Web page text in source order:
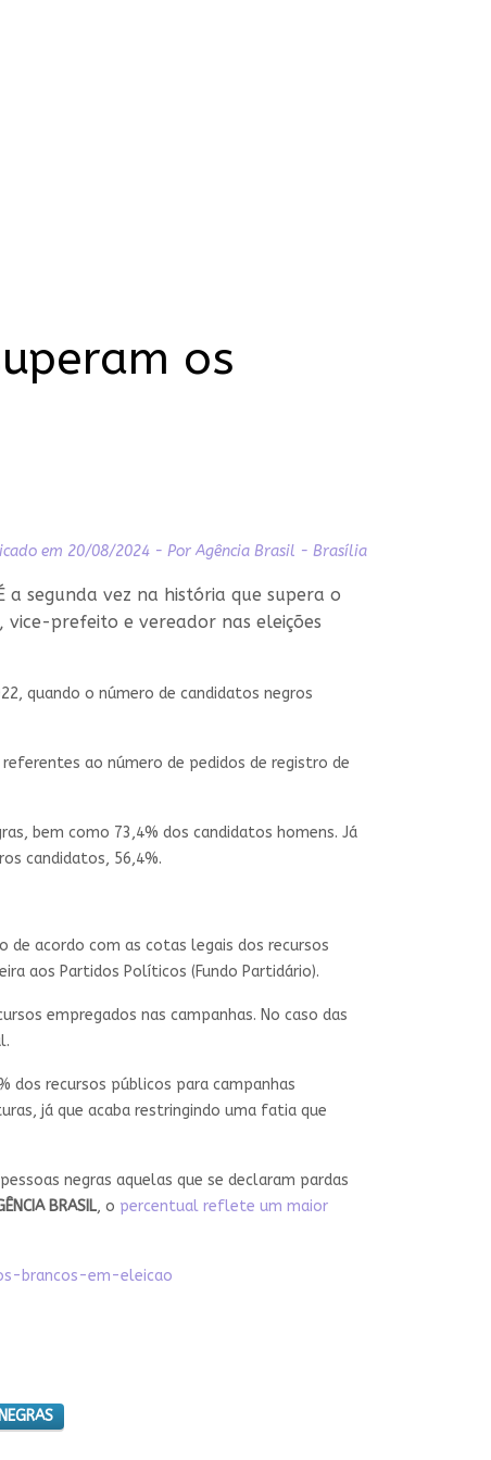
os
em 20/08/2024 - Por Agência Brasil - Brasília
segunda vez na história que supera o
prefeito e vereador nas eleições
quando o número de candidatos negros
ao número de pedidos de registro de
bem como 73,4% dos candidatos homens. Já
candidatos, 56,4%.
de acordo com as cotas legais dos recursos
aos Partidos Políticos (Fundo Partidário).
empregados nas campanhas. No caso das
dos recursos públicos para campanhas
já que acaba restringindo uma fatia que
negras aquelas que se declaram pardas
BRASIL, o percentual reflete um maior
brancos-em-eleicao